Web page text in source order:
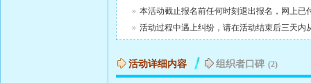
» 本活动截止报名前任何时刻退出报名，网上已
» 活动过程中遇上纠纷，请在活动结束后三天
活动详细内容 组织者口碑 (2)